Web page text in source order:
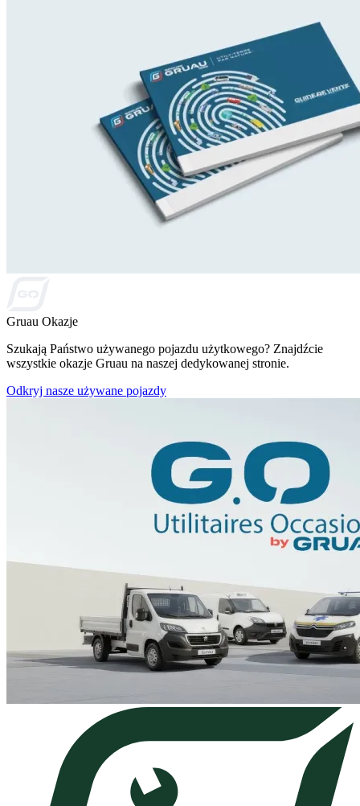
Gruau Okazje
Szukają Państwo używanego pojazdu użytkowego? Znajdźcie
wszystkie okazje Gruau na naszej dedykowanej stronie.
Odkryj nasze używane pojazdy